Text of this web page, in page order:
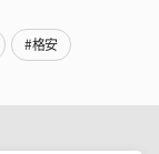
#格安